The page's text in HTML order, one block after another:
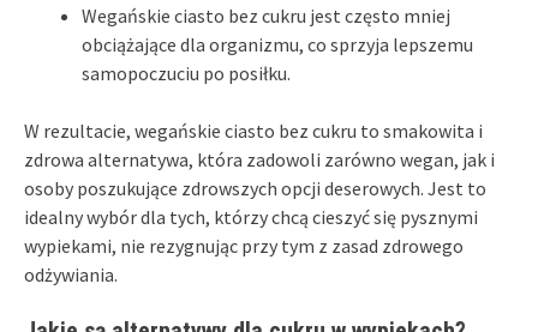
Wegańskie ciasto bez cukru jest często mniej
obciążające dla organizmu, co sprzyja lepszemu
samopoczuciu po posiłku.
W rezultacie, wegańskie ciasto bez cukru to smakowita i
zdrowa alternatywa, która zadowoli zarówno wegan, jak i
osoby poszukujące zdrowszych opcji deserowych. Jest to
idealny wybór dla tych, którzy chcą cieszyć się pysznymi
wypiekami, nie rezygnując przy tym z zasad zdrowego
odżywiania.